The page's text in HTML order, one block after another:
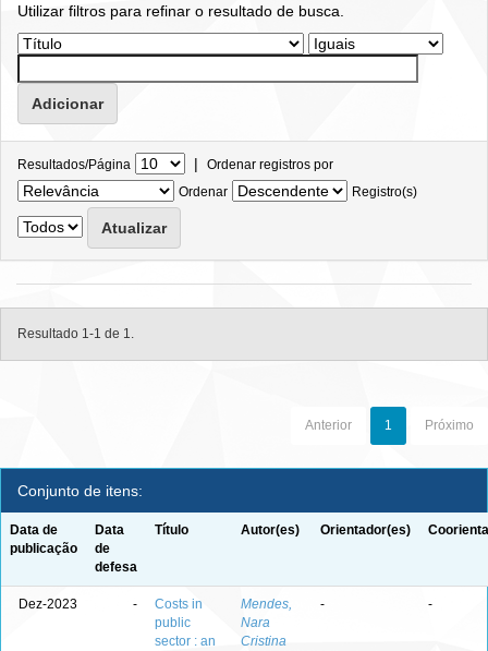
Utilizar filtros para refinar o resultado de busca.
Resultados/Página | Ordenar registros por
Ordenar
Registro(s)
Resultado 1-1 de 1.
Anterior 1 Próximo
Conjunto de itens:
Data de
publicação
Data
de
defesa
Título Autor(es) Orientador(es)
Dez-2023 -
Costs in
public
sector : an
Mendes,
Nara
Cristina
- -